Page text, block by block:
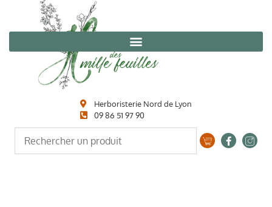
Herboristerie Nord de Lyon
09 86 51 97 90